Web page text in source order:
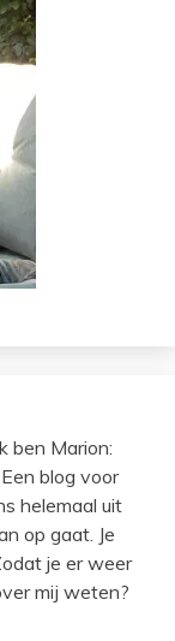
ben Marion:
blog voor
helemaal uit
op gaat. Je
je er weer
mij weten?